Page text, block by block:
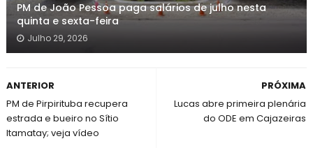
PM de João Pessoa paga salários de julho nesta
quinta e sexta-feira
Julho 29, 2026
PRÓXIMA
Lucas abre primeira plenária
do ODE em Cajazeiras
ANTERIOR
PM de Pirpirituba recupera
estrada e bueiro no Sítio
Itamatay; veja vídeo